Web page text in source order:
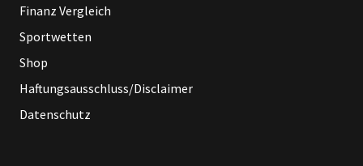
Finanz Vergleich
Sportwetten
Shop
Haftungsausschluss/Disclaimer
Datenschutz